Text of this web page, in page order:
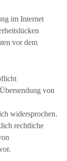
im Internet
vor dem
von
widersprochen.
rechtliche